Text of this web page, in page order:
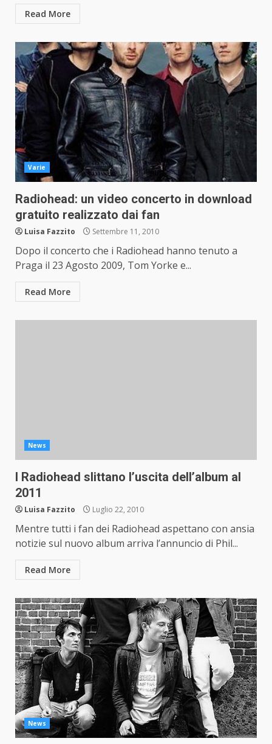
Read More
Varie
Radiohead: un video concerto in download
gratuito realizzato dai fan
Luisa Fazzito Settembre 11, 2010
Dopo il concerto che i Radiohead hanno tenuto a
Praga il 23 Agosto 2009, Tom Yorke e...
Read More
News
I Radiohead slittano l’uscita dell’album al
2011
Luisa Fazzito Luglio 22, 2010
Mentre tutti i fan dei Radiohead aspettano con ansia
notizie sul nuovo album arriva l’annuncio di Phil...
Read More
News